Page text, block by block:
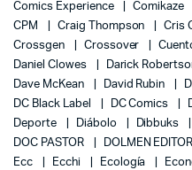
Comics Experience
Comikaze
CPM
Craig Thompson Cris
Crossgen
Crossover
Daniel Clowes
Darick
Dave McKean
David Rubin
DC Black Label
DC Comics
Deporte
Diábolo Dibbuks
DOC PASTOR
DOLMEN
Ecc
Ecchi Ecología